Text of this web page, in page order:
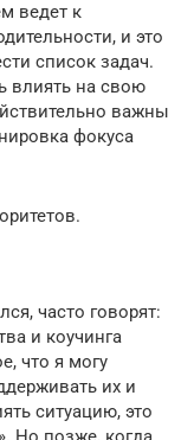
ведет к
и это
список задач.
влиять на свою
важны
фокуса
часто говорят:
и коучинга
что я могу
их и
ситуацию, это